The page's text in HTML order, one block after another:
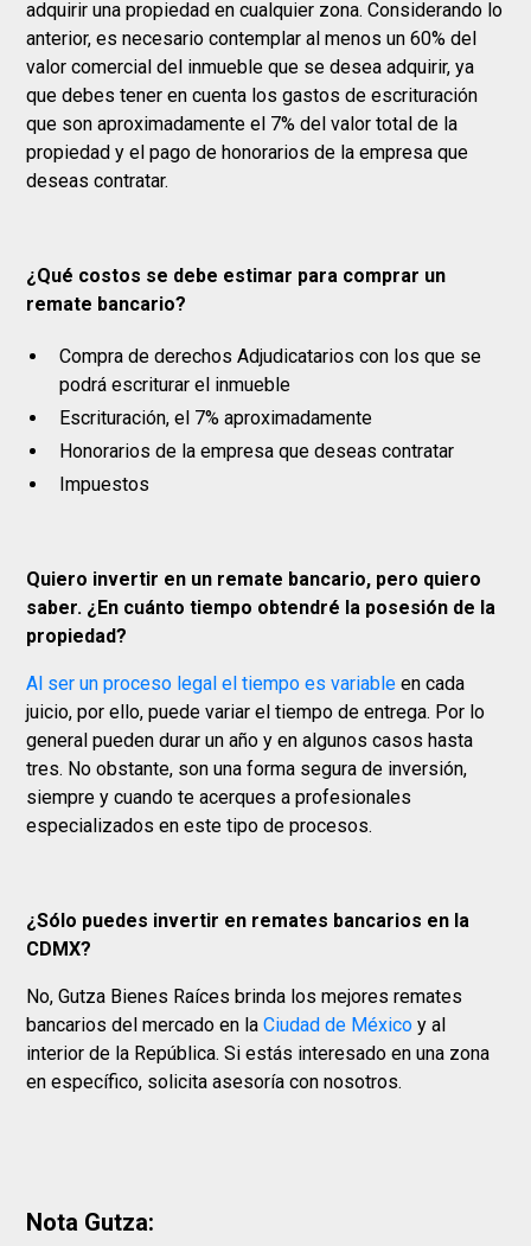
adquirir una propiedad en cualquier zona. Considerando lo
anterior, es necesario contemplar al menos un 60% del
valor comercial del inmueble que se desea adquirir, ya
que debes tener en cuenta los gastos de escrituración
que son aproximadamente el 7% del valor total de la
propiedad y el pago de honorarios de la empresa que
deseas contratar.
¿Qué costos se debe estimar para comprar un
remate bancario?
Compra de derechos Adjudicatarios con los que se
podrá escriturar el inmueble
Escrituración, el 7% aproximadamente
Honorarios de la empresa que deseas contratar
Impuestos
Quiero invertir en un remate bancario, pero quiero
saber. ¿En cuánto tiempo obtendré la posesión de la
propiedad?
Al ser un proceso legal el tiempo es variable en cada
juicio, por ello, puede variar el tiempo de entrega. Por lo
general pueden durar un año y en algunos casos hasta
tres. No obstante, son una forma segura de inversión,
siempre y cuando te acerques a profesionales
especializados en este tipo de procesos.
¿Sólo puedes invertir en remates bancarios en la
CDMX?
No, Gutza Bienes Raíces brinda los mejores remates
bancarios del mercado en laCiudad de México y al
interior de la República. Si estás interesado en una zona
en específico, solicita asesoría con nosotros.
Nota Gutza: